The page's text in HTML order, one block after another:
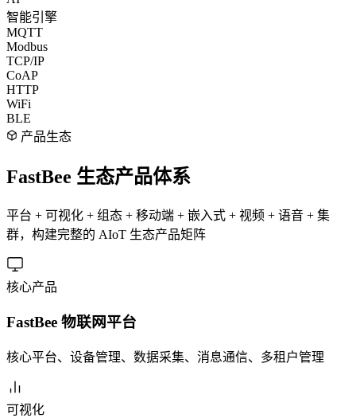
智能引擎
MQTT
Modbus
TCP/IP
CoAP
HTTP
WiFi
BLE
产品生态
FastBee 生态产品体系
平台 + 可视化 + 组态 + 移动端 + 嵌入式 + 视频 + 语音 + 集
群，构建完整的 AIoT 生态产品矩阵
核心产品
FastBee 物联网平台
核心平台、设备管理、数据采集、消息通信、多租户管理
可视化